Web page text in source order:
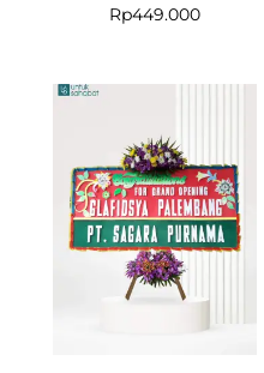
Rp449.000